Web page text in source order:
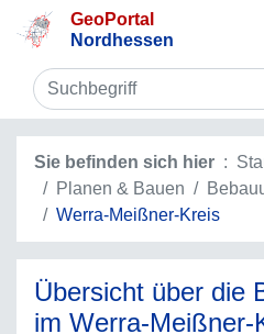
GeoPortal
Nordhessen
Sie befinden sich hier
Planen & Bauen
Werra-Meißner-Kreis
Übersicht über die
im Werra-Meißner-